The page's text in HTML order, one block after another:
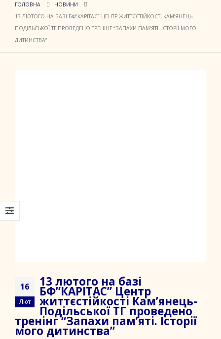
ГОЛОВНА
НОВИНИ
13 ЛЮТОГО НА БАЗІ БФ”КАРІТАС” ЦЕНТР ЖИТТЄСТІЙКОСТІ КАМʼЯНЕЦЬ-
ПОДІЛЬСЬКОЇ ТГ ПРОВЕДЕНО ТРЕНІНГ “ЗАПАХИ ПАМʼЯТІ. ІСТОРІЇ МОГО
ДИТИНСТВА”
16
Лют
13 лютого на базі
БФ”КАРІТАС” Центр
життєстійкості Камʼянець-
Подільської ТГ проведено
тренінг “Запахи памʼяті. Історії
мого дитинства”